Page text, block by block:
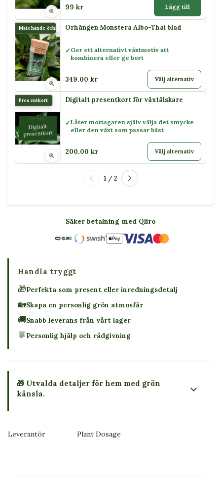
99 kr Lägg till
Matchande örhängenÖrhängen Monstera Albo-Thai blad
Ger ett alternativt växtmotiv att
kombinera eller ge bort
349.00 kr Välj alternativ
Presentkort Digitalt presentkort för växtälskare
Låter mottagaren själv välja det smycke
eller den växt som passar bäst
200.00 kr Välj alternativ
1 / 2
Säker betalning med Qliro
Handla tryggt
🎁Perfekta som present eller inredningsdetalj
🏡Skapa en personlig grön atmosfär
🚚Snabb leverans från vårt lager
💬Personlig hjälp och rådgivning
🎁 Utvalda detaljer för hem med grön
känsla.
Leverantör Plant Dosage